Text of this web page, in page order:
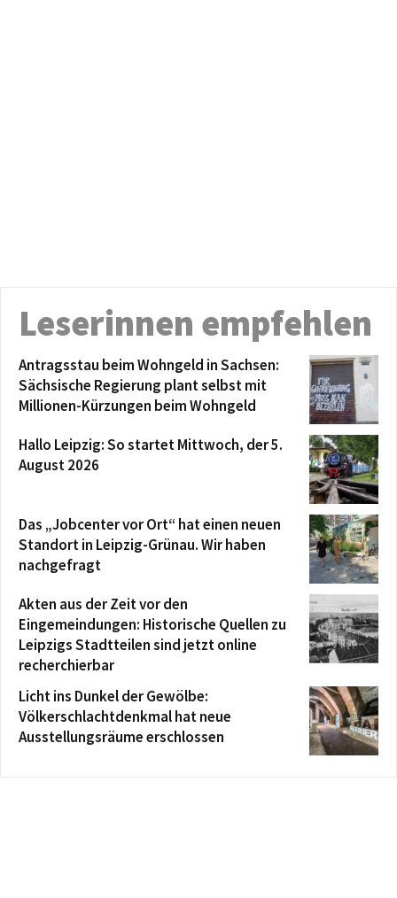
Leserinnen empfehlen
Antragsstau beim Wohngeld in Sachsen:
Sächsische Regierung plant selbst mit
Millionen-Kürzungen beim Wohngeld
Hallo Leipzig: So startet Mittwoch, der 5.
August 2026
Das „Jobcenter vor Ort“ hat einen neuen
Standort in Leipzig-Grünau. Wir haben
nachgefragt
Akten aus der Zeit vor den
Eingemeindungen: Historische Quellen zu
Leipzigs Stadtteilen sind jetzt online
recherchierbar
Licht ins Dunkel der Gewölbe:
Völkerschlachtdenkmal hat neue
Ausstellungsräume erschlossen